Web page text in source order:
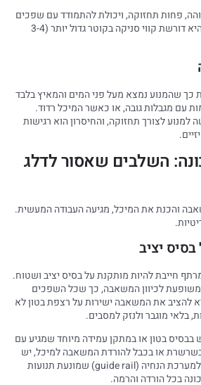
פחות תחזוקה, ויכולת להתמודד עם שפכים
מלוכלכים. החיסרון הוא שהיא דורשת קווי סניקה בקוטר גדול יותר (3-4
שהמנוע נמצא מעל פני המים והמאיץ בלבד
עם מגבלות גובה, או כאשר המיכל רדוד.
למנוע לצורך תחזוקה, והחיסרון הוא רגישות
השלבים שאסור לדלג
והכנת את המיכל, מגיעה העבודה המעשית.
יציב
חייבת להיות מותקנת על בסיס יציב ושטוח.
לכיוון המשאבה, כך שכל השפכים
להציב את המשאבה ישירות על רצפת בטון לא
בלאי מוגבר ולנזק למסבים.
בטון או במתקן עמידה מיוחד שמגיע עם
או בכבל להורדת המשאבה למיכל, יש
לוודא שהמשאבה מחוברת למערכת הנחיה (guide rail) שמונעת תנועות
בכל הורדה והרמה.